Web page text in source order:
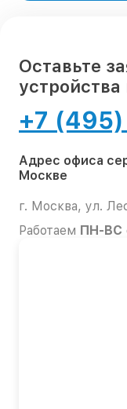
Оставьте
+7
Адрес офиса
Москве
г. Москва, ул.
Работаем ПН-ВС